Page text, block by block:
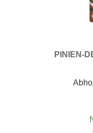
PINIEN-